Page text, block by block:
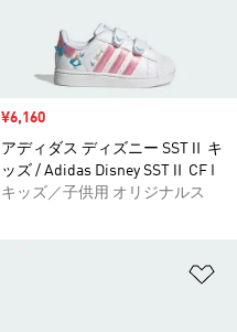
セール価格
¥6,160
アディダス ディズニー SSTⅡ キ
ッズ / Adidas Disney SSTⅡ CF I
キッズ／子供用 オリジナルス